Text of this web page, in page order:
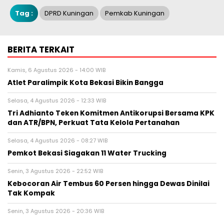
Tag : DPRD Kuningan Pemkab Kuningan
BERITA TERKAIT
Kamis, 6 Agustus 2026 - 14:00 WIB
Atlet Paralimpik Kota Bekasi Bikin Bangga
Selasa, 4 Agustus 2026 - 12:33 WIB
Tri Adhianto Teken Komitmen Antikorupsi Bersama KPK
dan ATR/BPN, Perkuat Tata Kelola Pertanahan
Selasa, 4 Agustus 2026 - 08:27 WIB
Pemkot Bekasi Siagakan 11 Water Trucking
Senin, 3 Agustus 2026 - 22:52 WIB
Kebocoran Air Tembus 60 Persen hingga Dewas Dinilai
Tak Kompak
Senin, 3 Agustus 2026 - 20:36 WIB